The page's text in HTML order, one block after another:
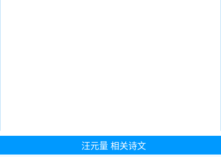
汪元量 相关诗文